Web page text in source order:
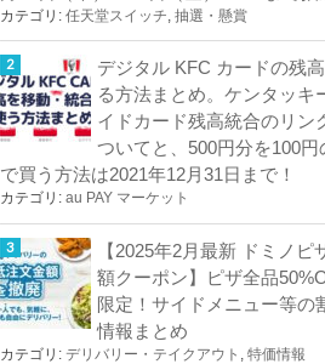
カテゴリ: 任天堂スイッチ, 抽選・懸賞
デジタル KFC カードの残
る方法まとめ。ケンタッキ
イドカード残高統合のリン
ついてと、500円分を100円
で買う方法は2021年12月31日まで！
カテゴリ: au PAY マーケット
【2025年2月最新 ドミノピ
額クーポン】ピザ全品
限定！サイドメニュー等の
情報まとめ
カテゴリ: デリバリー・テイクアウト 特価情報